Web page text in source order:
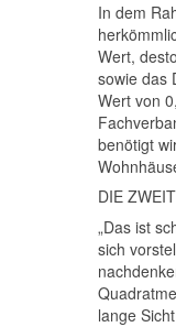
In dem
Wert,
sowie das
Wert von
benötigt
DIE
„Das ist
sich
lange